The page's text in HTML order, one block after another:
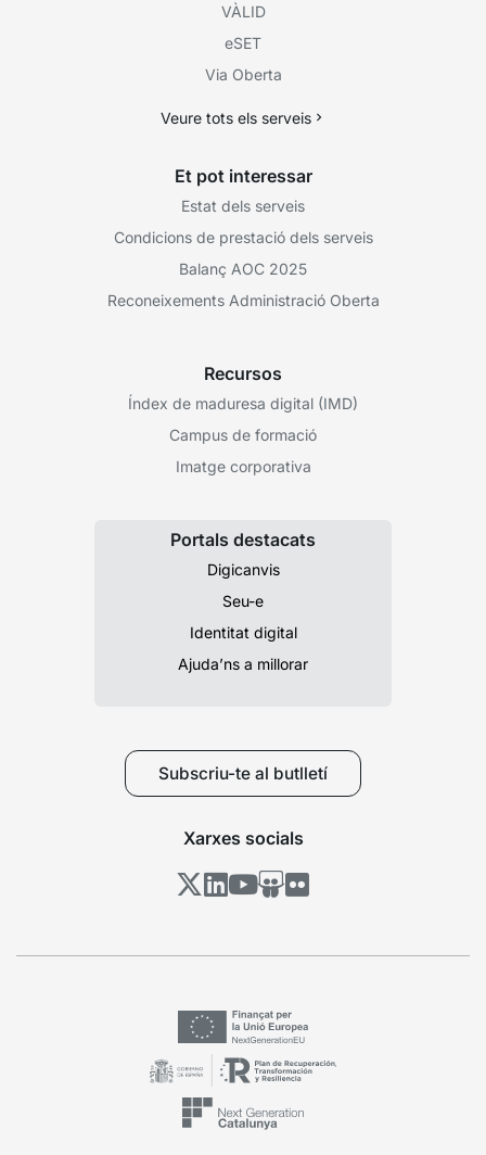
VÀLID
eSET
Via Oberta
Veure tots els serveis
Et pot interessar
Estat dels serveis
Condicions de prestació dels serveis
Balanç AOC 2025
Reconeixements Administració Oberta
Recursos
Índex de maduresa digital (IMD)
Campus de formació
Imatge corporativa
Portals destacats
Digicanvis
Seu-e
Identitat digital
Ajuda’ns a millorar
Subscriu-te al butlletí
Xarxes socials